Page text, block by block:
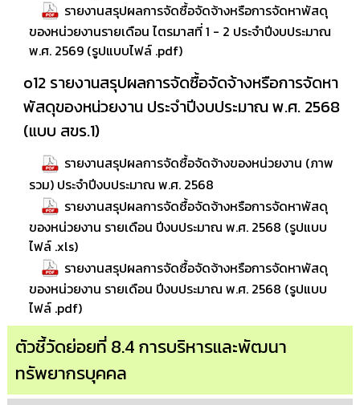
รายงานสรุปผลการจัดซื้อจัดจ้างหรือการจัดหาพัสดุ
ของหน่วยงานรายเดือน ไตรมาสที่ 1 - 2 ประจำปีงบประมาณ
พ.ศ. 2569 (รูปแบบไฟล์ .pdf)
o12 รายงานสรุปผลการจัดซื้อจัดจ้างหรือการจัดหา
พัสดุของหน่วยงาน ประจำปีงบประมาณ พ.ศ. 2568
(แบบ สขร.1)
รายงานสรุปผลการจัดซื้อจัดจ้างของหน่วยงาน (ภาพ
รวม) ประจำปีงบประมาณ พ.ศ. 2568
รายงานสรุปผลการจัดซื้อจัดจ้างหรือการจัดหาพัสดุ
ของหน่วยงาน รายเดือน ปีงบประมาณ พ.ศ. 2568 (รูปแบบ
ไฟล์ .xls)
รายงานสรุปผลการจัดซื้อจัดจ้างหรือการจัดหาพัสดุ
ของหน่วยงาน รายเดือน ปีงบประมาณ พ.ศ. 2568 (รูปแบบ
ไฟล์ .pdf)
ตัวชี้วัดย่อยที่ 8.4 การบริหารและพัฒนา
ทรัพยากรบุคคล